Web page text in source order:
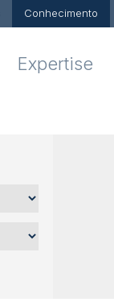
Conhecimento
Expertise